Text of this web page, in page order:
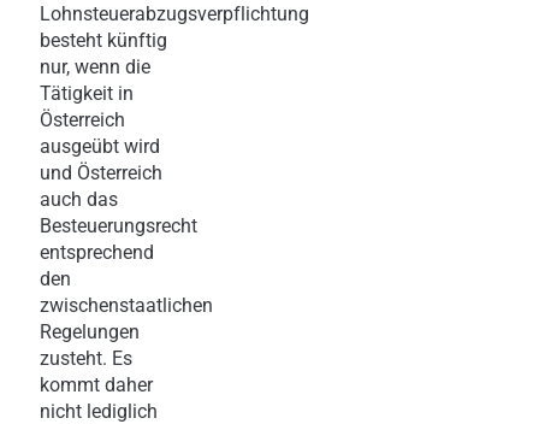
Lohnsteuerabzugsverpflichtung
besteht künftig
nur, wenn die
Tätigkeit in
Österreich
ausgeübt wird
und Österreich
auch das
Besteuerungsrecht
entsprechend
den
zwischenstaatlichen
Regelungen
zusteht. Es
kommt daher
nicht lediglich